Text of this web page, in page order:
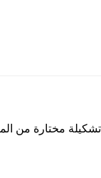
تشكيلة مختارة من